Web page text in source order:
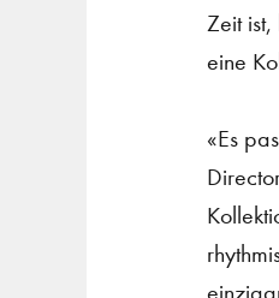
Zeit
eine
«Es